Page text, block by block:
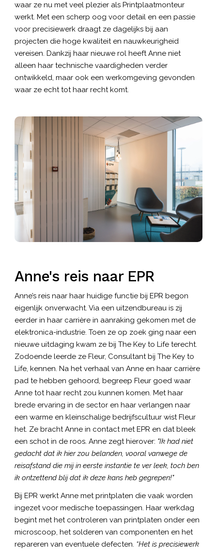
waar ze nu met veel plezier als Printplaatmonteur
werkt. Met een scherp oog voor detail en een passie
voor precisiewerk draagt ze dagelijks bij aan
projecten die hoge kwaliteit en nauwkeurigheid
vereisen. Dankzij haar nieuwe rol heeft Anne niet
alleen haar technische vaardigheden verder
ontwikkeld, maar ook een werkomgeving gevonden
waar ze echt tot haar recht komt.
Anne's reis naar EPR
Anne’s reis naar haar huidige functie bij EPR begon
eigenlijk onverwacht. Via een uitzendbureau is zij
eerder in haar carrière in aanraking gekomen met de
elektronica-industrie. Toen ze op zoek ging naar een
nieuwe uitdaging kwam ze bij The Key to Life terecht.
Zodoende leerde ze Fleur, Consultant bij The Key to
Life, kennen. Na het verhaal van Anne en haar carrière
pad te hebben gehoord, begreep Fleur goed waar
Anne tot haar recht zou kunnen komen. Met haar
brede ervaring in de sector en haar verlangen naar
een warme en kleinschalige bedrijfscultuur wist Fleur
het. Ze bracht Anne in contact met EPR en dat bleek
een schot in de roos. Anne zegt hierover: "Ik had niet
gedacht dat ik hier zou belanden, vooral vanwege de
reisafstand die mij in eerste instantie te ver leek, toch ben
ik ontzettend blij dat ik deze kans heb gegrepen!"
Bij EPR werkt Anne met printplaten die vaak worden
ingezet voor medische toepassingen. Haar werkdag
begint met het controleren van printplaten onder een
microscoop, het solderen van componenten en het
repareren van eventuele defecten. “Het is precisiewerk